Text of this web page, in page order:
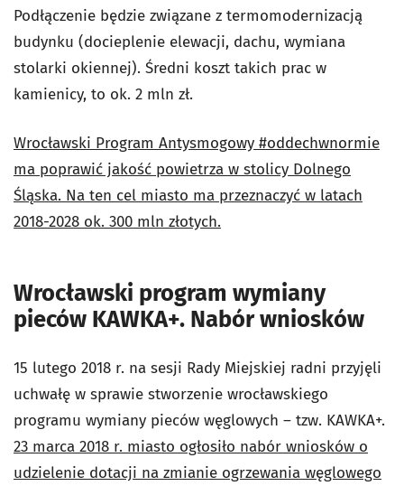
Podłączenie będzie związane z termomodernizacją
budynku (docieplenie elewacji, dachu, wymiana
stolarki okiennej). Średni koszt takich prac w
kamienicy, to ok. 2 mln zł.
Wrocławski Program Antysmogowy #oddechwnormie
ma poprawić jakość powietrza w stolicy Dolnego
Śląska. Na ten cel miasto ma przeznaczyć w latach
2018-2028 ok. 300 mln złotych.
Wrocławski program wymiany
pieców KAWKA+. Nabór wniosków
15 lutego 2018 r. na sesji Rady Miejskiej radni przyjęli
uchwałę w sprawie stworzenie wrocławskiego
programu wymiany pieców węglowych – tzw. KAWKA+.
23 marca 2018 r. miasto ogłosiło nabór wniosków o
udzielenie dotacji na zmianie ogrzewania węglowego